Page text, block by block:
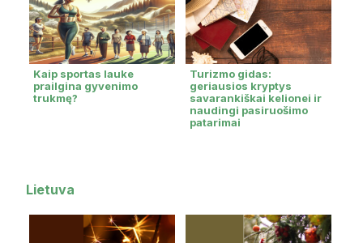
Kaip sportas lauke
prailgina gyvenimo
trukmę?
Turizmo gidas:
geriausios kryptys
savarankiškai kelionei ir
naudingi pasiruošimo
patarimai
Lietuva